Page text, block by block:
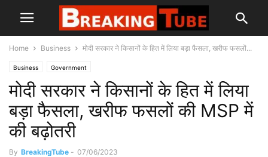
Home Business मोदी सरकार ने किसानों के हित में लिया बड़ा फैसला, खरीफ फसलों...
Business Government
मोदी सरकार ने किसानों के हित में लिया
बड़ा फैसला, खरीफ फसलों की MSP में
की बढ़ोतरी
By BreakingTube - 07/06/2023